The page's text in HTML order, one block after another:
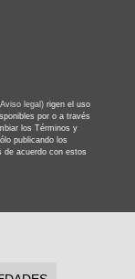
Aviso legal) rigen el uso
por o a través
los Términos y
publicando los
de acuerdo con estos